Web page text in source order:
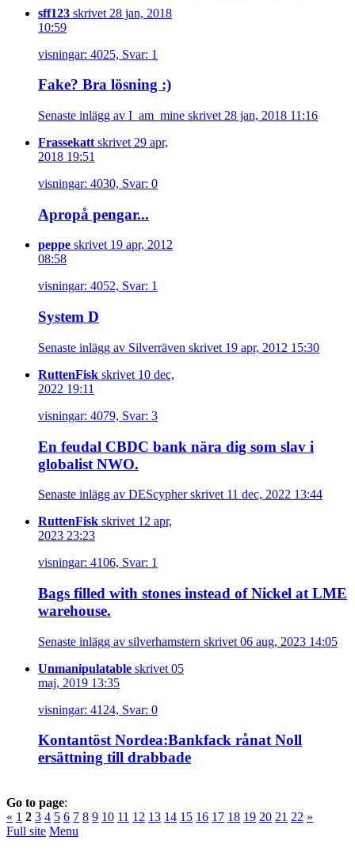
sff123 skrivet 28 jan, 2018
10:59
visningar: 4025, Svar: 1
Fake? Bra lösning :)
Senaste inlägg av I_am_mine skrivet 28 jan, 2018 11:16
Frassekatt skrivet 29 apr,
2018 19:51
visningar: 4030, Svar: 0
Apropå pengar...
peppe skrivet 19 apr, 2012
08:58
visningar: 4052, Svar: 1
System D
Senaste inlägg av Silverräven skrivet 19 apr, 2012 15:30
RuttenFisk skrivet 10 dec,
2022 19:11
visningar: 4079, Svar: 3
En feudal CBDC bank nära dig som slav i
globalist NWO.
Senaste inlägg av DEScypher skrivet 11 dec, 2022 13:44
RuttenFisk skrivet 12 apr,
2023 23:23
visningar: 4106, Svar: 1
Bags filled with stones instead of Nickel at LME
warehouse.
Senaste inlägg av silverhamstern skrivet 06 aug, 2023 14:05
Unmanipulatable skrivet 05
maj, 2019 13:35
visningar: 4124, Svar: 0
Kontantöst Nordea:Bankfack rånat Noll
ersättning till drabbade
Go to page:
« 1 2 3 4 5 6 7 8 9 10 11 12 13 14 15 16 17 18 19 20 21 22 »
Full site Menu